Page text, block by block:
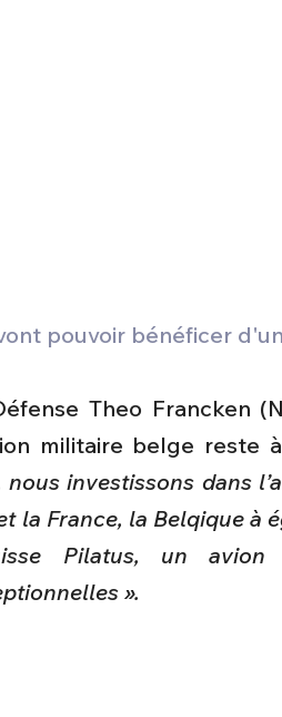
pouvoir bénéficer
Theo Francken
militaire belge reste
investissons dans
la France, la Belqique à
Pilatus, un
».